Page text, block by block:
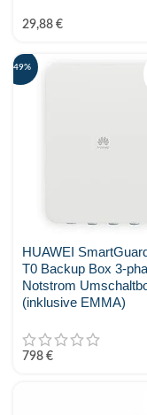
29,88 €
-49%
HUAWEI
T0 Backup Box 3-
Notstrom
(inklusive EMMA)
798 €